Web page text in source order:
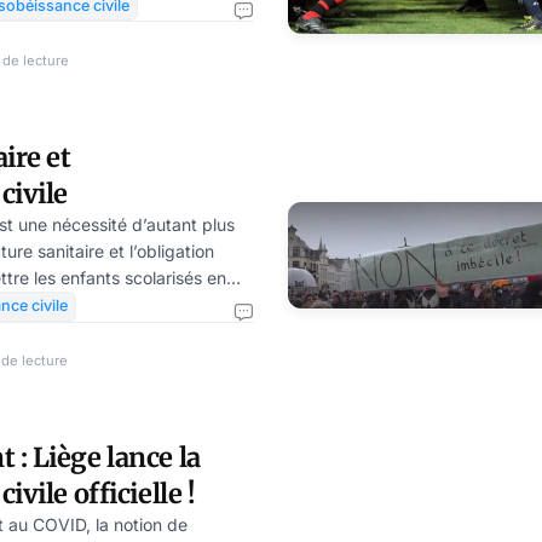
– prises d’otage présentées
leurs auteurs, qui « oublient
un gouvernement – si
civile
lecture
et
une nécessité d’autant plus
sanitaire et l’obligation
les enfants scolarisés en
récente de « l’école à
civilement soit à
existant pour obtenir une
civile
lecture
: Liège lance la
officielle !
COVID, la notion de